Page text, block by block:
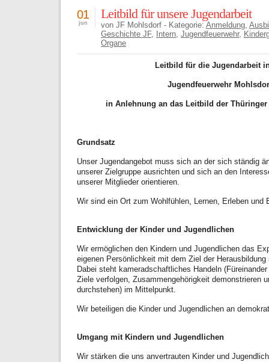
Leitbild für unsere Jugendarbeit
01
jun von JF Mohlsdorf - Kategorie: Anmeldung,
Geschichte JF, Intern, Jugendfeuerwehr,
Organe
Leitbild für die Jugendarbeit
Jugendfeuerwehr
in Anlehnung an das Leitbild der Thüringer
Grundsatz
Unser Jugendangebot muss sich an der sich ständig
unserer Zielgruppe ausrichten und sich an den
unserer Mitglieder orientieren.
Wir sind ein Ort zum Wohlfühlen, Lernen, Erleben und
Entwicklung der Kinder und Jugendlichen
Wir ermöglichen den Kindern und Jugendlichen das
eigenen Persönlichkeit mit dem Ziel der
Dabei steht kameradschaftliches Handeln
Ziele verfolgen, Zusammengehörigkeit demonstrieren
durchstehen) im Mittelpunkt.
Wir beteiligen die Kinder und Jugendlichen an
Umgang mit Kindern und Jugendlichen
Wir stärken die uns anvertrauten Kinder und